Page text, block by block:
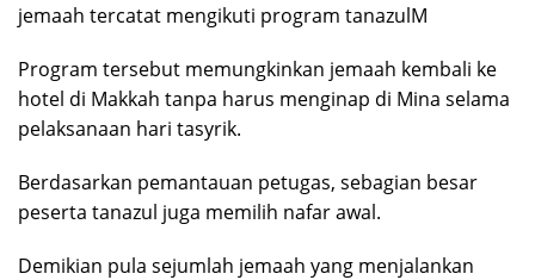
jemaah tercatat mengikuti program tanazulM
Program tersebut memungkinkan jemaah kembali ke
hotel di Makkah tanpa harus menginap di Mina selama
pelaksanaan hari tasyrik.
Berdasarkan pemantauan petugas, sebagian besar
peserta tanazul juga memilih nafar awal.
Demikian pula sejumlah jemaah yang menjalankan